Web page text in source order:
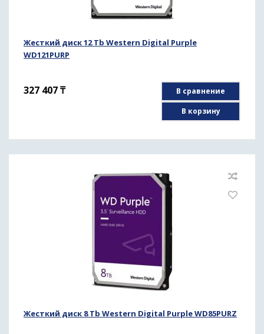
Жесткий диск 12 Tb Western Digital Purple
WD121PURP
327 407₸
В сравнение
В корзину
Жесткий диск 8 Tb Western Digital Purple WD85PURZ